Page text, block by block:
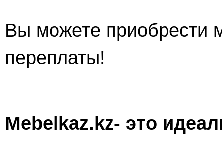
Вы можете приобрести
переплаты!
Mebelkaz.kz- это